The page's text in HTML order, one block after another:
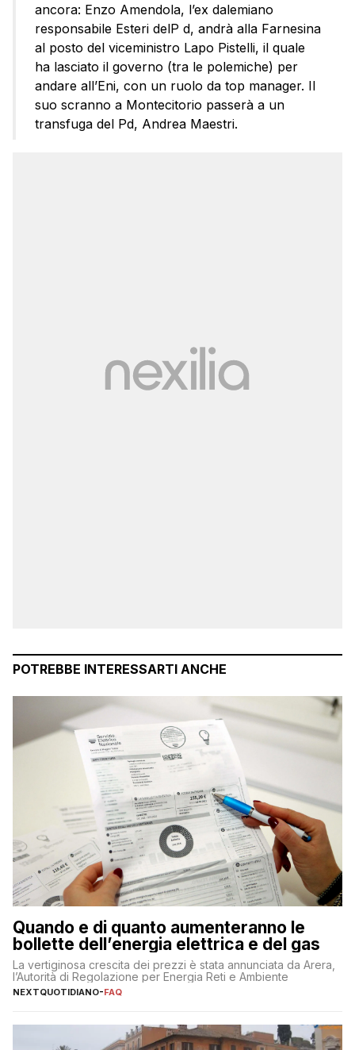
ancora: Enzo Amendola, l’ex dalemiano
responsabile Esteri delP d, andrà alla Farnesina
al posto del viceministro Lapo Pistelli, il quale
ha lasciato il governo (tra le polemiche) per
andare all’Eni, con un ruolo da top manager. Il
suo scranno a Montecitorio passerà a un
transfuga del Pd, Andrea Maestri.
POTREBBE INTERESSARTI ANCHE
Quando e di quanto aumenteranno le
bollette dell’energia elettrica e del gas
La vertiginosa crescita dei prezzi è stata annunciata da Arera,
l’Autorità di Regolazione per Energia Reti e Ambiente
NEXTQUOTIDIANO-FAQ